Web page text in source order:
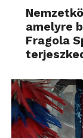
amelyre
Fragola